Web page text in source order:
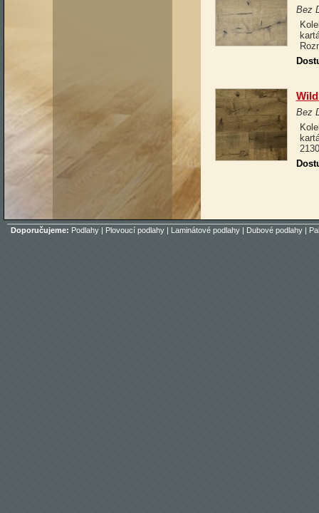
Bez
Bez
Doporučujeme: Podlahy | Plovoucí podlahy | Laminátové podlahy | Dubové podlahy |